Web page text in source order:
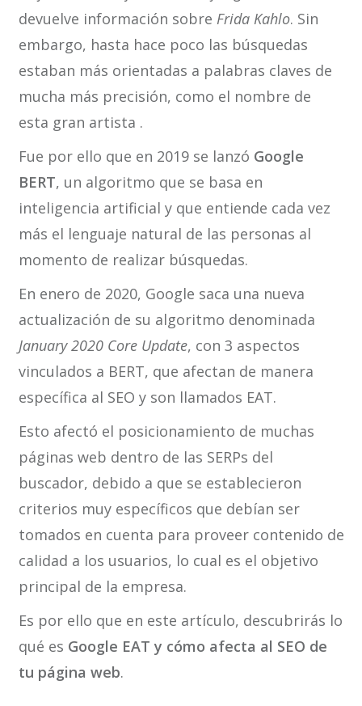
devuelve información sobre Frida Kahlo. Sin
embargo, hasta hace poco las búsquedas
estaban más orientadas a palabras claves de
mucha más precisión, como el nombre de
esta gran artista .
Fue por ello que en 2019 se lanzó Google
BERT, un algoritmo que se basa en
inteligencia artificial y que entiende cada vez
más el lenguaje natural de las personas al
momento de realizar búsquedas.
En enero de 2020, Google saca una nueva
actualización de su algoritmo denominada
January 2020 Core Update, con 3 aspectos
vinculados a BERT, que afectan de manera
específica al SEO y son llamados EAT.
Esto afectó el posicionamiento de muchas
páginas web dentro de las SERPs del
buscador, debido a que se establecieron
criterios muy específicos que debían ser
tomados en cuenta para proveer contenido de
calidad a los usuarios, lo cual es el objetivo
principal de la empresa.
Es por ello que en este artículo, descubrirás lo
qué es Google EAT y cómo afecta al SEO de
tu página web.